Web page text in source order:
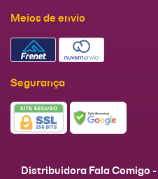
Meios de envio
Segurança
Distribuidora Fala Comigo -